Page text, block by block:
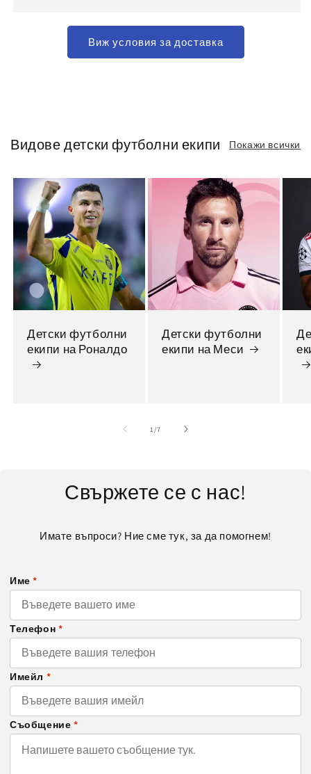
Виж условия за доставка
Видове детски футболни екипи Покажи всички
Детски футболни
екипи на Роналдо
Детски футболни
екипи на Меси
1 /от
7
Свържете се с нас!
Имате въпроси? Ние сме тук, за да помогнем!
Име*
Телефон *
Имейл *
Съобщение *